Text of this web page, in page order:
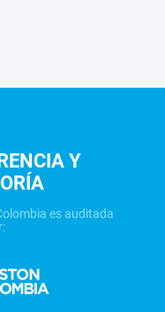
Y
es auditada